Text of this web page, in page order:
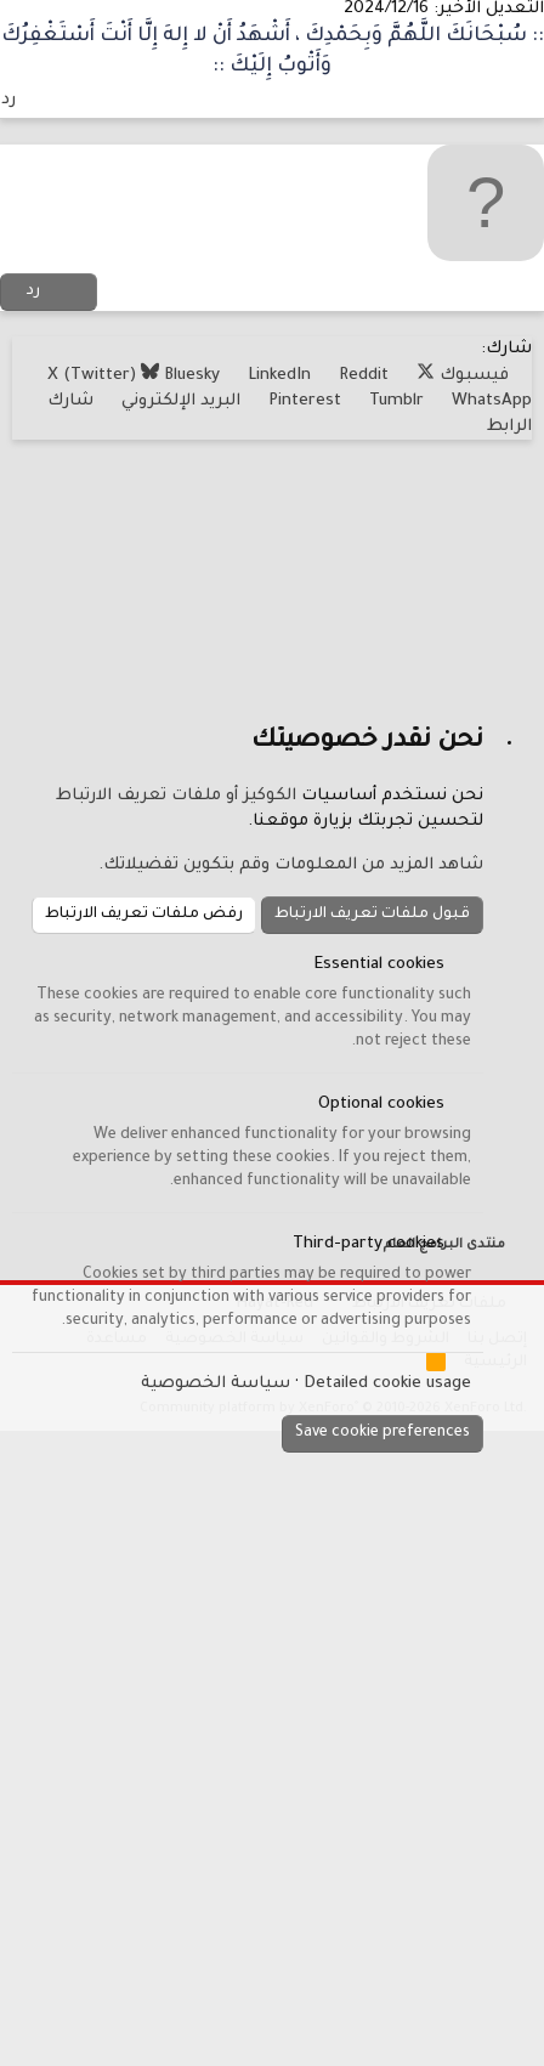
الأخير: 2024/12/16
سُبْحَانَكَ اللَّهُمَّ وَبِحَمْدِكَ ، أَشْهَدُ أَنْ لا إِلهَ إِلَّا أَنْتَ أَسْتَغْفِرُكَ
وَأَتْوبُ إِلَيْكَ ::
رد
رد
شارك:
فيسبوك
X (Twitter) Bluesky LinkedIn
Reddit
Pinterest
Tumblr WhatsApp البريد الإلكتروني
شارك
الرابط
منتدى البرامج العام
ملفات تعريف الارتباط Hayat-Red
S
نحن نقدر خصوصيتك
نحن نستخدم أساسيات الكوكيز أو ملفات تعريف الارتباط
لتحسين تجربتك بزيارة موقعنا.
شاهد المزيد من المعلومات وقم بتكوين تفضيلاتك.
قبول ملفات تعريف الارتباط رفض ملفات تعريف الارتباط
Essential cookies
These cookies are required to enable core functionality such
as security, network management, and accessibility. You may
not reject these.
Optional cookies
We deliver enhanced functionality for your browsing
experience by setting these cookies. If you reject them,
enhanced functionality will be unavailable.
Third-party cookies
Cookies set by third parties may be required to power
functionality in conjunction with various service providers for
security, analytics, performance or advertising purposes.
Detailed cookie usage سياسة الخصوصية
Save cookie preferences